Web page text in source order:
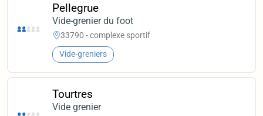
Pellegrue
Vide-grenier du foot
33790 - complexe sportif
Vide-greniers
Tourtres
Vide grenier